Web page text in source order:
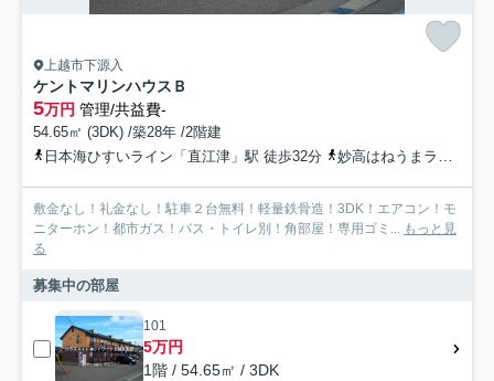
上越市下源入
ケントマリンハウスＢ
5万円 管理/共益費-
54.65㎡ (3DK) /築28年 /2階建
日本海ひすいライン「直江津」駅 徒歩32分
妙高はねうまライン「直江津」駅 徒歩32分
敷金なし！礼金なし！駐車２台無料！軽量鉄骨造！3DK！エアコン！モ
ニターホン！都市ガス！バス・トイレ別！角部屋！専用ゴミ... もっと見
る
募集中の部屋
101
5万円
1階 / 54.65㎡ / 3DK